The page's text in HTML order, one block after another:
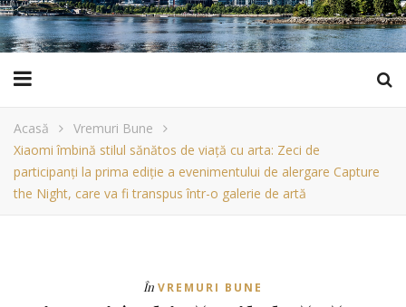
Acasă
Vremuri Bune
Xiaomi îmbină stilul sănătos de viață cu arta: Zeci de
participanți la prima ediție a evenimentului de alergare Capture
the Night, care va fi transpus într-o galerie de artă
În VREMURI BUNE